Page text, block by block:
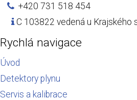
+420 731 518 454
C 103822 vedená u Krajského
Rychlá navigace
Úvod
Detektory plynu
Servis a kalibrace